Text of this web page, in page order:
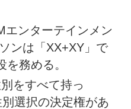
エンターテインメン
ンは「XX+XY」で
を務める。
をすべて持っ
別選択の決定権があ